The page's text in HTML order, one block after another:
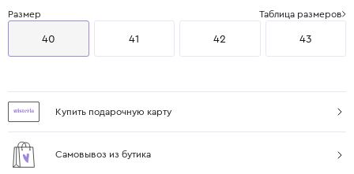
Размер Таблица размеров
40 41 42 43
Купить подарочную карту
Самовывоз из бутика